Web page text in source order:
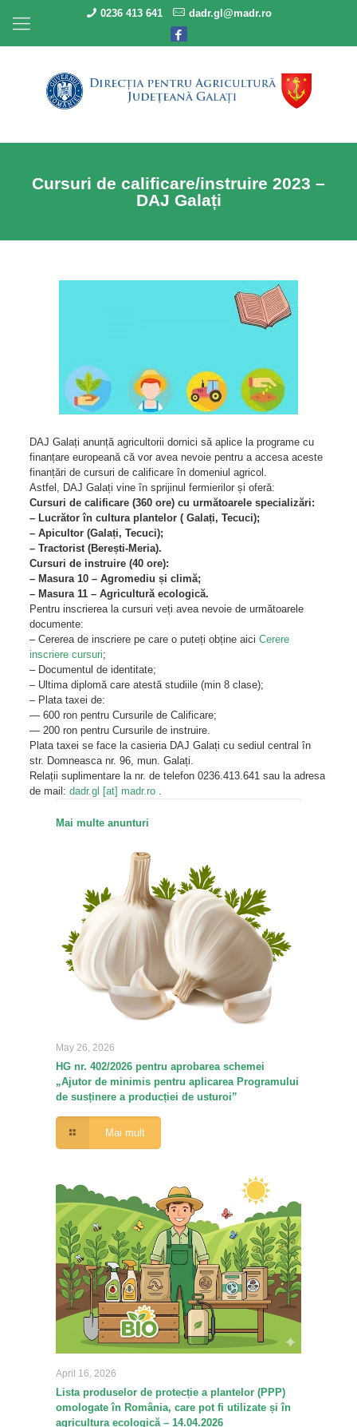
0236 413 641 dadr.gl@madr.ro
Cursuri de calificare/instruire 2023 –
DAJ Galați
DAJ Galați anunță agricultorii dornici să aplice la programe cu
finanțare europeană că vor avea nevoie pentru a accesa aceste
finanțări de cursuri de calificare în domeniul agricol.
Astfel, DAJ Galați vine în sprijinul fermierilor și oferă:
Cursuri de calificare (360 ore) cu următoarele specializări:
– Lucrător în cultura plantelor ( Galați, Tecuci);
– Apicultor (Galați, Tecuci);
– Tractorist (Berești-Meria).
Cursuri de instruire (40 ore):
– Masura 10 – Agromediu și climă;
– Masura 11 – Agricultură ecologică.
Pentru inscrierea la cursuri veți avea nevoie de următoarele
documente:
– Cererea de inscriere pe care o puteți obține aici Cerere
inscriere cursuri;
– Documentul de identitate;
– Ultima diplomă care atestă studiile (min 8 clase);
– Plata taxei de:
— 600 ron pentru Cursurile de Calificare;
— 200 ron pentru Cursurile de instruire.
Plata taxei se face la casieria DAJ Galați cu sediul central în
str. Domneasca nr. 96, mun. Galați.
Relații suplimentare la nr. de telefon 0236.413.641 sau la adresa
de mail: dadr.gl [at] madr.ro.
Mai multe anunturi
May 26, 2026
HG nr. 402/2026 pentru aprobarea schemei
„Ajutor de minimis pentru aplicarea Programului
de susținere a producției de usturoi”
Mai mult
April 16, 2026
Lista produselor de protecție a plantelor (PPP)
omologate în România, care pot fi utilizate și în
agricultura ecologică – 14.04.2026